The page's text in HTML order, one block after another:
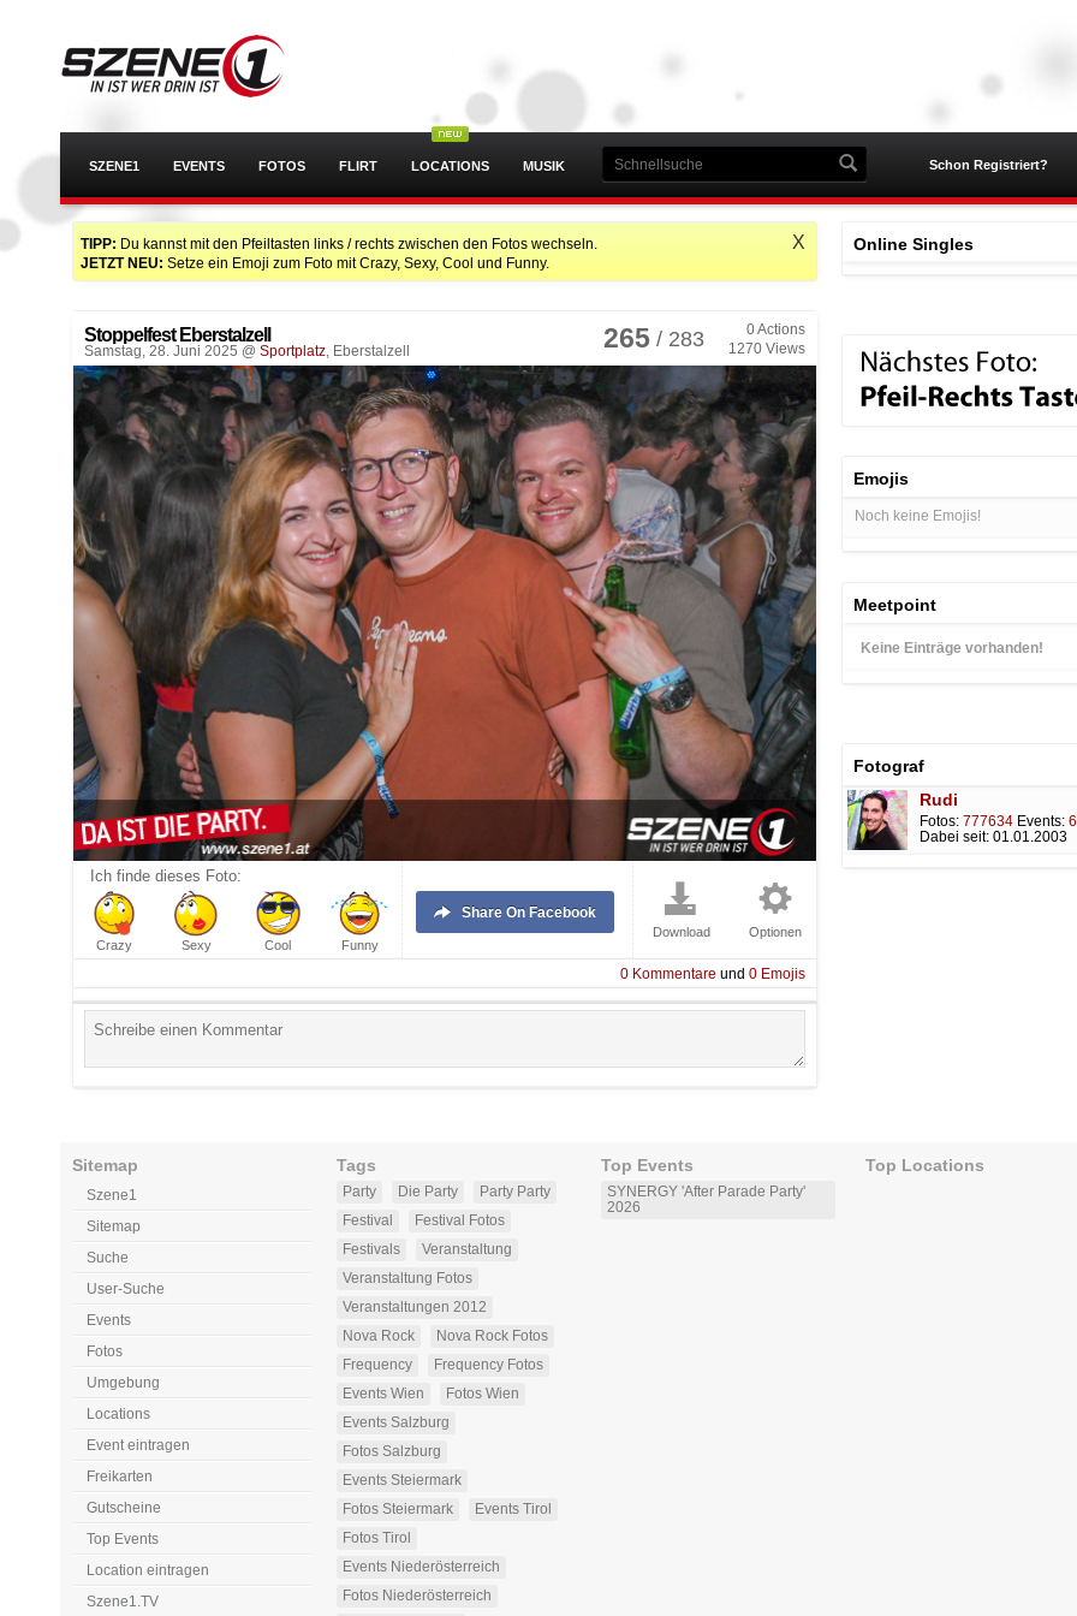
SZENE1 EVENTS FOTOS FLIRT LOCATIONS MUSIK Schon Registriert?
X
TIPP: Du kannst mit den Pfeiltasten links / rechts zwischen den Fotos wechseln.
JETZT NEU: Setze ein Emoji zum Foto mit Crazy, Sexy, Cool und Funny.
0Actions
1270 Views
265 / 283
Stoppelfest Eberstalzell
Samstag, 28. Juni 2025 @ Sportplatz, Eberstalzell
Ich finde dieses Foto:
Crazy Sexy Cool Funny
Share On Facebook
Download Optionen
0 Kommentare und 0 Emojis
Online Singles
Emojis
Noch keine Emojis!
Meetpoint
Keine Einträge vorhanden!
Fotograf
Rudi
Fotos: 777634 Events:
Dabei seit: 01.01.2003
Sitemap
Szene1
Sitemap
Suche
User-Suche
Events
Fotos
Umgebung
Locations
Event eintragen
Freikarten
Gutscheine
Top Events
Location eintragen
Szene1.TV
Tags
Party Die Party
Party Party
Festival
Festival Fotos
Festivals
Veranstaltung
Veranstaltung Fotos
Veranstaltungen 2012
Nova Rock
Nova Rock Fotos
Frequency
Frequency Fotos
Events Wien
Fotos Wien
Events Salzburg
Fotos Salzburg
Events Steiermark
Fotos Steiermark
Events Tirol
Fotos Tirol
Events Niederösterreich
Fotos Niederösterreich
Top Events
SYNERGY 'After Parade Party'
2026
Top Locations